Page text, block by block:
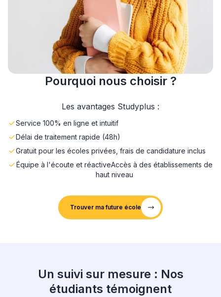
Pourquoi nous choisir ?
Les avantages Studyplus :
Service 100% en ligne et intuitif
Délai de traitement rapide (48h)
Gratuit pour les écoles privées, frais de candidature inclus
Équipe à l'écoute et réactiveAccès à des établissements de
haut niveau
Trouver ma future école
Un suivi sur mesure : Nos
étudiants témoignent